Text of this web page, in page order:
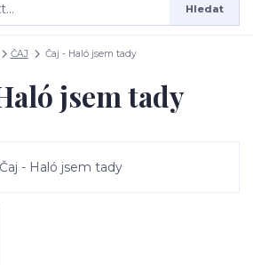
Hledat
ČAJ Čaj - Haló jsem tady
jsem tady